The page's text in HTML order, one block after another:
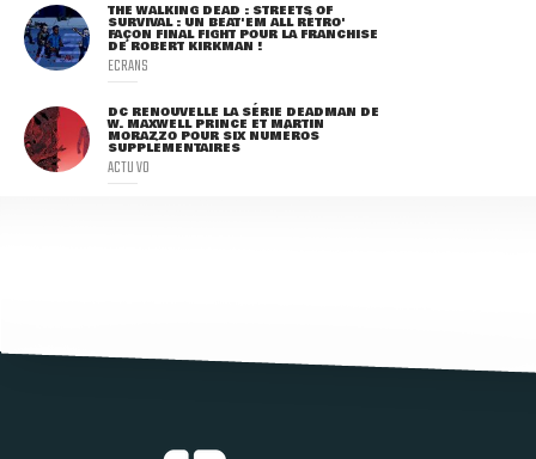
THE WALKING DEAD : STREETS OF
SURVIVAL : UN BEAT'EM ALL RÉTRO'
FAÇON FINAL FIGHT POUR LA FRANCHISE
DE ROBERT KIRKMAN !
ECRANS
DC RENOUVELLE LA SÉRIE DEADMAN DE
W. MAXWELL PRINCE ET MARTIN
MORAZZO POUR SIX NUMÉROS
SUPPLÉMENTAIRES
ACTU VO